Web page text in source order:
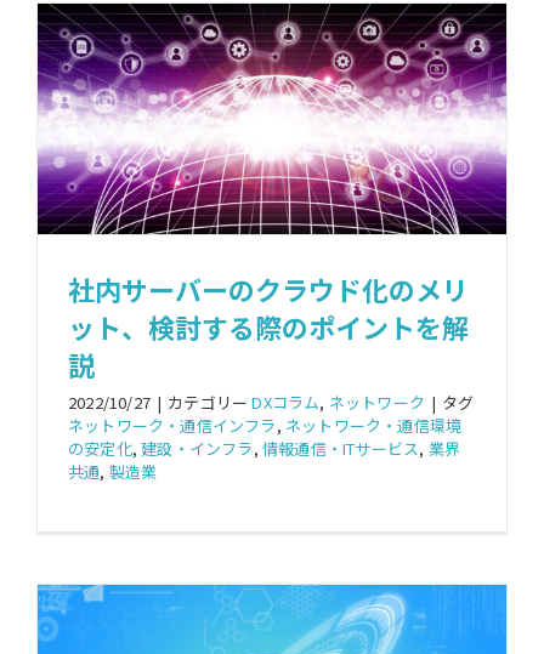
社内サーバーのクラウド化のメリ
ット、検討する際のポイントを解
説
2022/10/27 | カテゴリーDXコラム, ネットワーク | タグ
ネットワーク・通信インフラ, ネットワーク・通信環境
の安定化,建設・インフラ,情報通信・ITサービス, 業界
共通, 製造業